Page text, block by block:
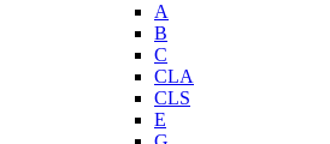
A
B
C
CLA
CLS
E